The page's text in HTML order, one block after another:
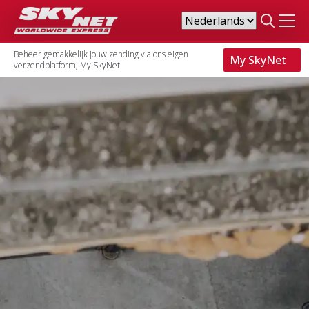
Search
for:
Beheer gemakkelijk jouw zending via ons eigen
verzendplatform, My SkyNet.
My SkyNet